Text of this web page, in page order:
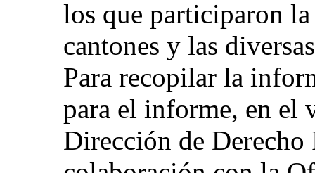
los que participaron
cantones y las
Para recopilar la
para el informe, en el
Dirección de